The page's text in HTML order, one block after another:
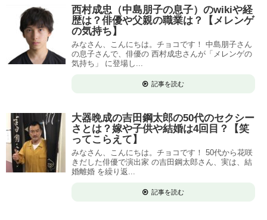
西村成忠（中島朋子の息子）のwikiや経
歴は？俳優や父親の職業は？【メレンゲ
の気持ち】
みなさん、こんにちは。チョコです！ 中島朋子さん
の息子さんで、俳優の 西村成忠さんが「メレンゲの
気持ち」 に登場し...
記事を読む
大器晩成の吉田鋼太郎の50代のセクシー
さとは？嫁や子供や結婚は4回目？【笑
ってこらえて】
みなさん、こんにちは。チョコです！ 50代から花咲
きだした俳優で演出家 の吉田鋼太郎さん、実は、結
婚離婚 を繰り返...
記事を読む